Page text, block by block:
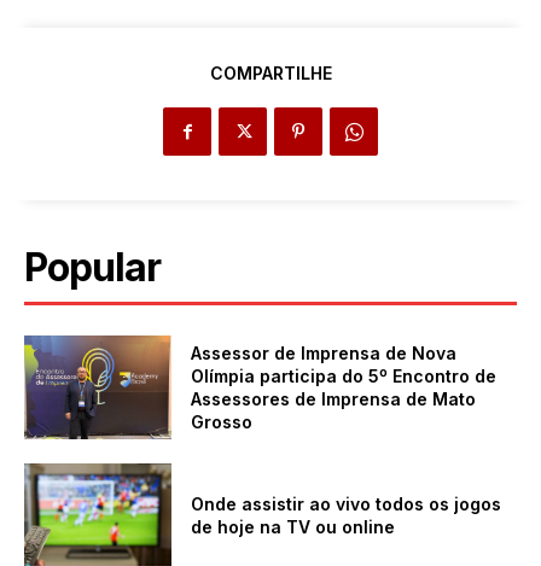
COMPARTILHE
Popular
Assessor de Imprensa de Nova
Olímpia participa do 5º Encontro de
Assessores de Imprensa de Mato
Grosso
Onde assistir ao vivo todos os jogos
de hoje na TV ou online